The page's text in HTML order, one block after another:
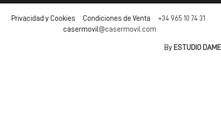
Privacidad y Cookies Condiciones de Venta +34 965 10 74 31
casermovil@casermovil.com
By ESTUDIO DAME